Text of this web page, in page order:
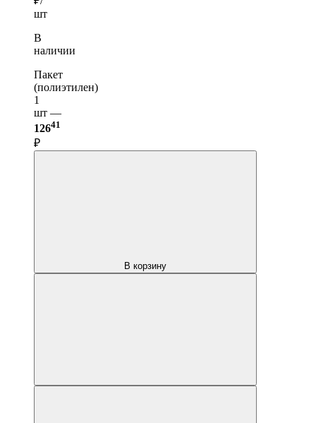
шт
В
наличии
Пакет
(полиэтилен)
1
шт —
12641
₽
В корзину